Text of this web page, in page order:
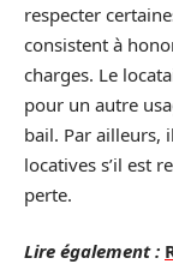
respecter
consistent à
charges. Le
pour un autre
bail. Par ailleurs,
locatives s’il est
perte.
Lire également :